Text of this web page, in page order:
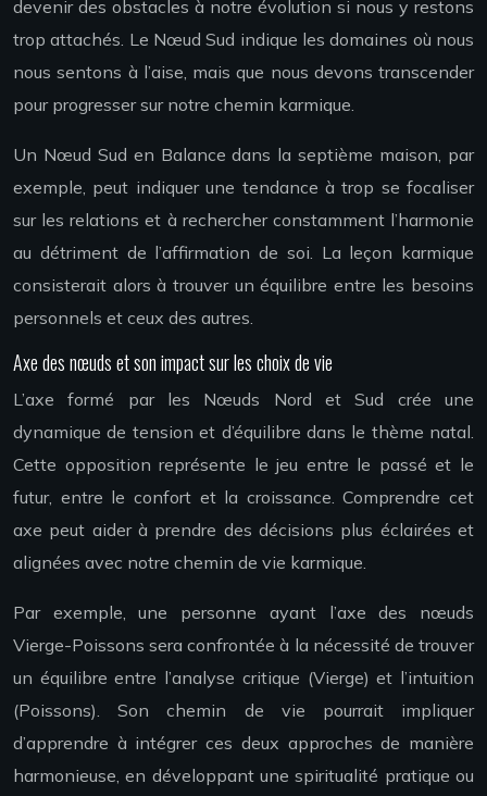
devenir des obstacles à notre évolution si nous y restons
trop attachés. Le Nœud Sud indique les domaines où nous
nous sentons à l’aise, mais que nous devons transcender
pour progresser sur notre chemin karmique.
Un Nœud Sud en Balance dans la septième maison, par
exemple, peut indiquer une tendance à trop se focaliser
sur les relations et à rechercher constamment l’harmonie
au détriment de l’affirmation de soi. La leçon karmique
consisterait alors à trouver un équilibre entre les besoins
personnels et ceux des autres.
Axe des nœuds et son impact sur les choix de vie
L’axe formé par les Nœuds Nord et Sud crée une
dynamique de tension et d’équilibre dans le thème natal.
Cette opposition représente le jeu entre le passé et le
futur, entre le confort et la croissance. Comprendre cet
axe peut aider à prendre des décisions plus éclairées et
alignées avec notre chemin de vie karmique.
Par exemple, une personne ayant l’axe des nœuds
Vierge-Poissons sera confrontée à la nécessité de trouver
un équilibre entre l’analyse critique (Vierge) et l’intuition
(Poissons). Son chemin de vie pourrait impliquer
d’apprendre à intégrer ces deux approches de manière
harmonieuse, en développant une spiritualité pratique ou